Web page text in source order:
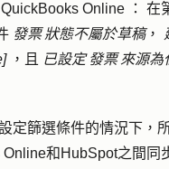
Online ：
在
發票 狀態不屬於草稿，
，且 已設定 發票 來源為
定篩選條件的情況下，
和HubSpot之間同